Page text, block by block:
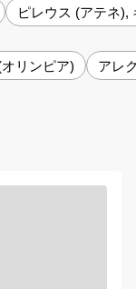
ピレウス (アテネ),
リンピア) アレ